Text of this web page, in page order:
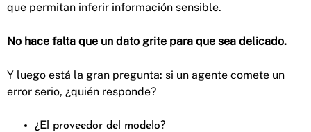
que permitan inferir información sensible.
No hace falta que un dato grite para que sea delicado.
Y luego está la gran pregunta: si un agente comete un
error serio, ¿quién responde?
¿El proveedor del modelo?